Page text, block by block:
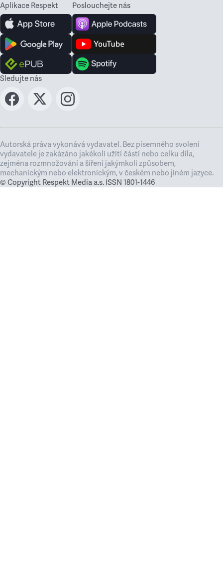
Aplikace Respekt Poslouchejte nás
Sledujte nás
Autorská práva vykonává vydavatel. Bez písemného svolení
vydavatele je zakázáno jakékoli užití částí nebo celku díla,
zejména rozmnožování a šíření jakýmkoli způsobem,
mechanickým nebo elektronickým, v českém nebo jiném jazyce.
© Copyright Respekt Media a.s. ISSN 1801-1446